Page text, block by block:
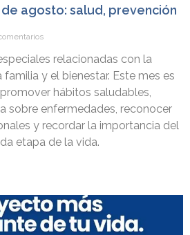
agosto: salud, prevención
relacionadas con la
y el bienestar. Este mes es
hábitos saludables,
sobre enfermedades, reconocer
y recordar la importancia del
etapa de la vida.